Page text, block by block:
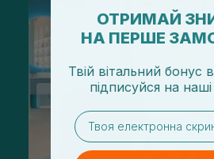
ОТРИМАЙ
НА ПЕРШЕ
Твій вітальний бонус
підписуйся на
email